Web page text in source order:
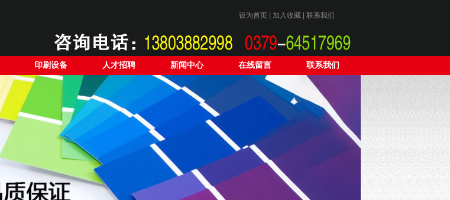
设为首页 加入收藏 联系我们
印刷设备 人才招聘 新闻中心 在线留言 联系我们